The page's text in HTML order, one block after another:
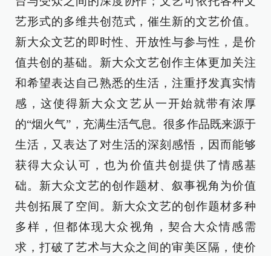
艺形式的多维共创范式，催生新的文艺价值。
新大众文艺的即时性、开放性与参与性，是价
值共创的基础。新大众文艺创作主体更加关注
和希望表达自己熟悉的生活，注重抒发真实情
感，这使得新大众文艺从一开始就带有浓厚
的“烟火气”，充满生活气息。很多作品既来源于
生活，又表达了对生活的深刻感悟，因而能够
获得大众认可，也为价值共创提供了情感基
础。新大众文艺的创作题材、叙事视角为价值
共创拓展了空间。新大众文艺的创作题材多种
多样，但都体现大众视角，契合大众情感需
求，打破了艺术与大众之间的审美区隔，使价